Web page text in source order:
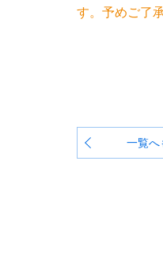
す。予めご了
一覧へ